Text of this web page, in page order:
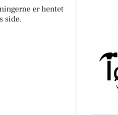
er hentet
side.